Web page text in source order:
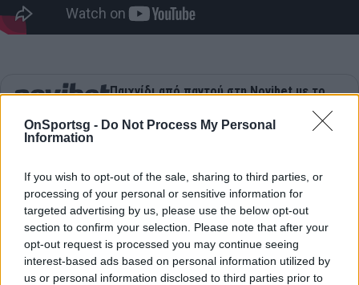
OnSportsg - Do Not Process My Personal
Information
If you wish to opt-out of the sale, sharing to third parties, or
processing of your personal or sensitive information for
targeted advertising by us, please use the below opt-out
section to confirm your selection. Please note that after your
opt-out request is processed you may continue seeing
interest-based ads based on personal information utilized by
us or personal information disclosed to third parties prior to
Παιχνίδι από παντού στη Novibet με το
Βασίλης Σπανούλης